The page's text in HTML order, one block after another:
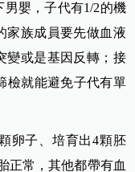
嬰，子代有1/2的機
家族成員要先做血液
變或是基因反轉；接
檢就能避免子代有單
卵子、培育出4顆胚
正常，其他都帶有血